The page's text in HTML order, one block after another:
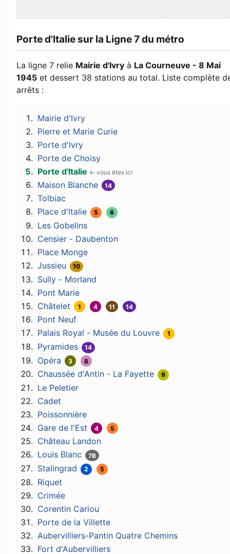
Porte d'Italie sur la Ligne 7 du métro
La ligne 7 relie Mairie d'Ivry à La Courneuve - 8 Mai
1945 et dessert 38 stations au total. Liste complète
arrêts :
Mairie d'Ivry
Pierre et Marie Curie
Porte d'Ivry
Porte de Choisy
Porte d'Italie
Maison Blanche
14
Tolbiac
Place d'Italie
5 6
Les Gobelins
Censier - Daubenton
Place Monge
Jussieu
10
Sully - Morland
Pont Marie
Châtelet
1 4 11 14
Pont Neuf
Palais Royal - Musée du Louvre
1
Pyramides 14
Opéra 3 8
Chaussée d'Antin - La Fayette 9
Le Peletier
Cadet
Poissonnière
Gare de l'Est
4 5
Château Landon
Louis Blanc
7B
Stalingrad 2 5
Riquet
Crimée
Corentin Cariou
Porte de la Villette
Aubervilliers-Pantin Quatre Chemins
Fort d'Aubervilliers